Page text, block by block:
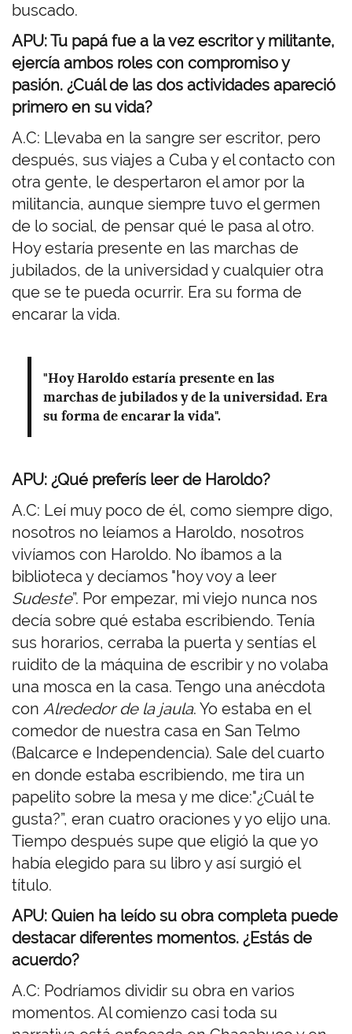
buscado.
APU: Tu papá fue a la vez escritor y militante,
ejercía ambos roles con compromiso y
pasión. ¿Cuál de las dos actividades apareció
primero en su vida?
A.C: Llevaba en la sangre ser escritor, pero
después, sus viajes a Cuba y el contacto con
otra gente, le despertaron el amor por la
militancia, aunque siempre tuvo el germen
de lo social, de pensar qué le pasa al otro.
Hoy estaría presente en las marchas de
jubilados, de la universidad y cualquier otra
que se te pueda ocurrir. Era su forma de
encarar la vida.
"Hoy Haroldo estaría presente en las
marchas de jubilados y de la universidad. Era
su forma de encarar la vida".
APU: ¿Qué preferís leer de Haroldo?
A.C: Leí muy poco de él, como siempre digo,
nosotros no leíamos a Haroldo, nosotros
vivíamos con Haroldo. No íbamos a la
biblioteca y decíamos "hoy voy a leer
Sudeste”. Por empezar, mi viejo nunca nos
decía sobre qué estaba escribiendo. Tenía
sus horarios, cerraba la puerta y sentías el
ruidito de la máquina de escribir y no volaba
una mosca en la casa. Tengo una anécdota
con Alrededor de la jaula. Yo estaba en el
comedor de nuestra casa en San Telmo
(Balcarce e Independencia). Sale del cuarto
en donde estaba escribiendo, me tira un
papelito sobre la mesa y me dice:"¿Cuál te
gusta?”, eran cuatro oraciones y yo elijo una.
Tiempo después supe que eligió la que yo
había elegido para su libro y así surgió el
título.
APU: Quien ha leído su obra completa puede
destacar diferentes momentos. ¿Estás de
acuerdo?
A.C: Podríamos dividir su obra en varios
momentos. Al comienzo casi toda su